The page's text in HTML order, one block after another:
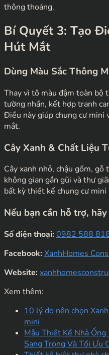
thông thoáng.
Bí Quyết 3: Tạo
Hút Mắt
Dùng Màu Sắc Thông
Thay vì tô màu đậm toàn bộ
tường nhấn, kết hợp tranh
Điều này giúp chung cư mini
mắt.
Cây Xanh & Chất Liệu
Cây xanh nhỏ, chậu gốm,
không gian gần gũi và thư
bất kỳ thiết kế chung cư mini
Nếu bạn cần hỗ trợ,
Số điện thoại:0982 588
Facebook:XanhHomes
Website:
Xem thêm:
10 lý do nên chọn
mini
Mẫu Thiết Kế Nhà
Sang Trọng Và Tối Ưu